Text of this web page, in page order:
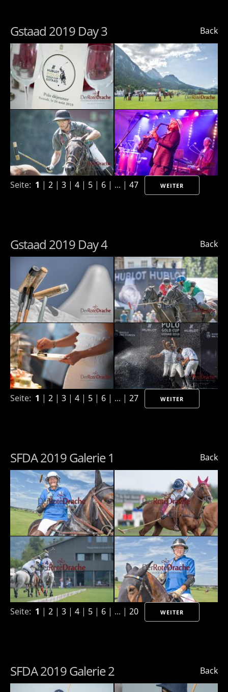
Back
Gstaad 2019 Day 3
Seite: 1 | 2 | 3 | 4 | 5 | 6 | ... | 47 WEITER
Back
Gstaad 2019 Day 4
Seite: 1 | 2 | 3 | 4 | 5 | 6 | ... | 27 WEITER
Back
SFDA 2019 Galerie 1
Seite: 1 | 2 | 3 | 4 | 5 | 6 | ... | 20 WEITER
Back
SFDA 2019 Galerie 2